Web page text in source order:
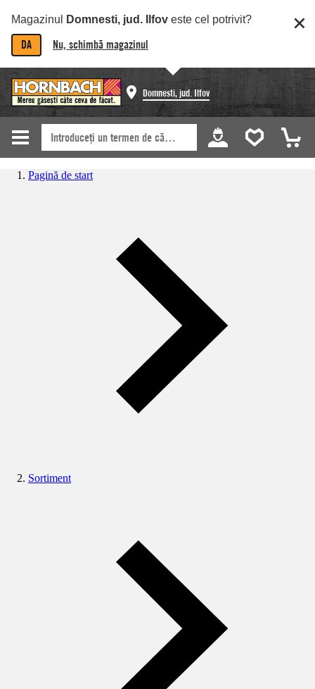
Magazinul Domnesti, jud. Ilfov este cel potrivit?
DA Nu, schimbă magazinul
Domnesti, jud. Ilfov
Pagină de start
Sortiment